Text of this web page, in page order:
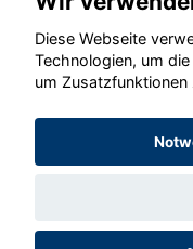
©
Diese Webseite
Technologien, um
um Zusatzfunktionen